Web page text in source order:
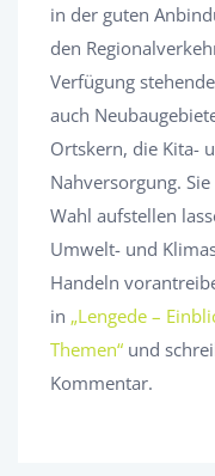
in der guten
den
Verfügung
auch
Ortskern, die Kita-
Nahversorgung.
Wahl aufstellen
Umwelt- und
Handeln
in „Lengede –
Themen“ und
Kommentar.